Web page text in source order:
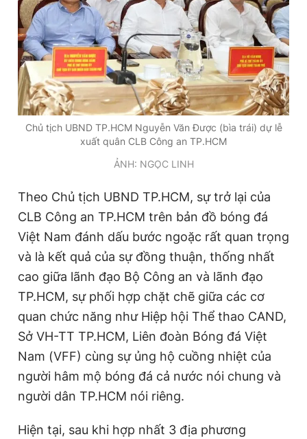
Đặt báo Quảng cáo RSS Tòa soạn Chính sách bảo
Tổng biên tập: Nguyễn Ngọc Toàn
Phó tổng biên tập thường trực: Hải Thành
Phó tổng biên tập: Lâm Hiếu Dũng
Phó tổng biên tập: Trần Việt Hưng
Tổng thư ký tòa soạn: Đức Trung
Giấy phép xuất bản số 110/GP - BTTTT cấp ngày 24.3.2020
© 2003-2026 Bản quyền thuộc về Báo Thanh Niên. Cấm sao
chép dưới mọi hình thức nếu không có sự chấp thuận bằng văn
bản. Phát triển bởi ePi Technologies, JSC.
Chủ tịch UBND TP.HCM Nguyễn Văn Được (bìa trái) dự lễ
xuất quân CLB Công an TP.HCM
ẢNH: NGỌC LINH
Theo Chủ tịch UBND TP.HCM, sự trở lại của
CLB Công an TP.HCM trên bản đồ bóng đá
Việt Nam đánh dấu bước ngoặc rất quan trọng
và là kết quả của sự đồng thuận, thống nhất
cao giữa lãnh đạo Bộ Công an và lãnh đạo
TP.HCM, sự phối hợp chặt chẽ giữa các cơ
quan chức năng như Hiệp hội Thể thao CAND,
Sở VH-TT TP.HCM, Liên đoàn Bóng đá Việt
Nam (VFF) cùng sự ủng hộ cuồng nhiệt của
người hâm mộ bóng đá cả nước nói chung và
người dân TP.HCM nói riêng.
Hiện tại, sau khi hợp nhất 3 địa phương